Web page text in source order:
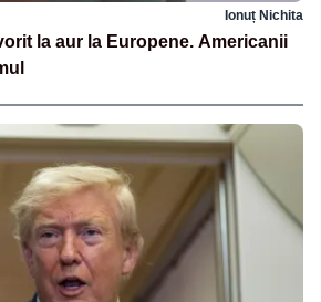
Ionuț Nichita
la aur la Europene. Americanii